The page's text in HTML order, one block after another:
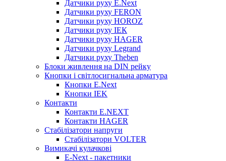
Датчики руху E.Next
Датчики руху FERON
Датчики руху HOROZ
Датчики руху ІЕК
Датчики руху HAGER
Датчики руху Legrand
Датчики руху Theben
Блоки живлення на DIN рейку
Кнопки і світлосигнальна арматура
Кнопки E.Next
Кнопки IEK
Контакти
Контакти E.NEXT
Контакти HAGER
Стабілізатори напруги
Стабілізатори VOLTER
Вимикачі кулачкові
E-Next - пакетники